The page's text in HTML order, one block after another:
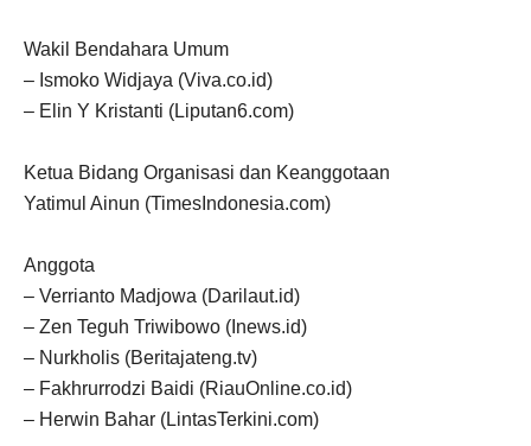
Wakil Bendahara Umum
– Ismoko Widjaya (Viva.co.id)
– Elin Y Kristanti (Liputan6.com)
Ketua Bidang Organisasi dan Keanggotaan
Yatimul Ainun (TimesIndonesia.com)
Anggota
– Verrianto Madjowa (Darilaut.id)
– Zen Teguh Triwibowo (Inews.id)
– Nurkholis (Beritajateng.tv)
– Fakhrurrodzi Baidi (RiauOnline.co.id)
– Herwin Bahar (LintasTerkini.com)